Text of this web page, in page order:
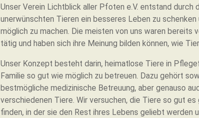
Unser Verein Lichtblick aller Pfoten e.V. entstand durch
unerwünschten Tieren ein besseres Leben zu schenken
möglich zu machen. Die meisten von uns waren bereits
tätig und haben sich ihre Meinung bilden können, wie
Unser Konzept besteht darin, heimatlose Tiere in
Familie so gut wie möglich zu betreuen. Dazu gehört
bestmögliche medizinische Betreuung, aber genauso
verschiedenen Tiere. Wir versuchen, die Tiere so gut
finden, in der sie den Rest ihres Lebens geliebt werden